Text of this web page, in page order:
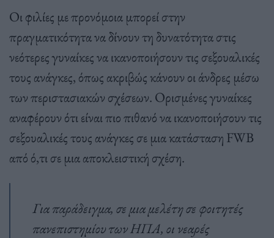
Οι φιλίες με προνόμοια μπορεί στην
πραγματικότητα να δίνουν τη δυνατότητα στις
νεότερες γυναίκες να ικανοποιήσουν τις σεξουαλικές
τους ανάγκες, όπως ακριβώς κάνουν οι άνδρες μέσω
των περιστασιακών σχέσεων. Ορισμένες γυναίκες
αναφέρουν ότι είναι πιο πιθανό να ικανοποιήσουν τις
σεξουαλικές τους ανάγκες σε μια κατάσταση FWB
από ό,τι σε μια αποκλειστική σχέση.
Για παράδειγμα, σε μια μελέτη σε φοιτητές
πανεπιστημίου των ΗΠΑ, οι νεαρές